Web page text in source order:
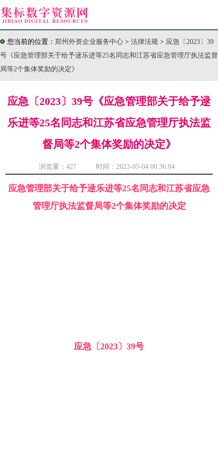
您当前的位置： 郑州外资企业服务中心 > 法律法规 > 应急〔2023〕39
号《应急管理部关于给予逯乐进等25名同志和江苏省应急管理厅执法监督
局等2个集体奖励的决定》
应急〔2023〕39号《应急管理部关于给予逯
乐进等25名同志和江苏省应急管理厅执法监
督局等2个集体奖励的决定》
浏览量： 427 时间：2023-05-04 00:36:04
应急管理部关于给予逯乐进等25名同志和江苏省应急
管理厅执法监督局等2个集体奖励的决定
应急〔2023〕39号